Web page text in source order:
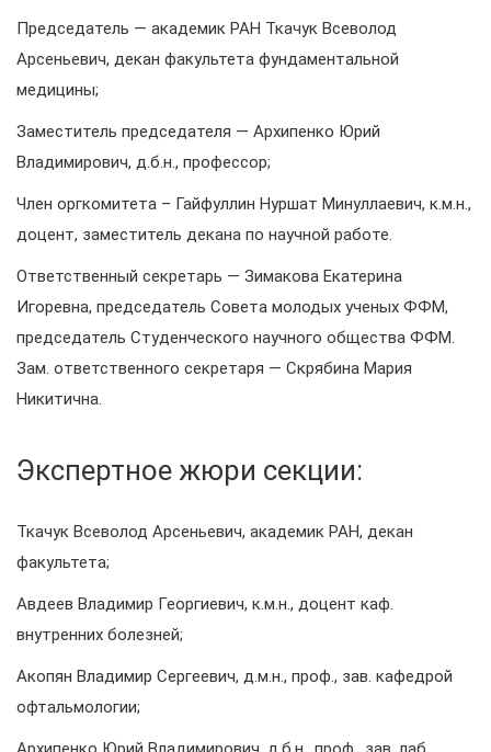
Председатель — академик РАН Ткачук Всеволод
Арсеньевич, декан факультета фундаментальной
медицины;
Заместитель председателя — Архипенко Юрий
Владимирович, д.б.н., профессор;
Член оргкомитета – Гайфуллин Нуршат Минуллаевич, к.м.н.,
доцент, заместитель декана по научной работе.
Ответственный секретарь — Зимакова Екатерина
Игоревна, председатель Совета молодых ученых ФФМ,
председатель Студенческого научного общества ФФМ.
Зам. ответственного секретаря — Скрябина Мария
Никитична.
Экспертное жюри секции:
Ткачук Всеволод Арсеньевич, академик РАН, декан
факультета;
Авдеев Владимир Георгиевич, к.м.н., доцент каф.
внутренних болезней;
Акопян Владимир Сергеевич, д.м.н., проф., зав. кафедрой
офтальмологии;